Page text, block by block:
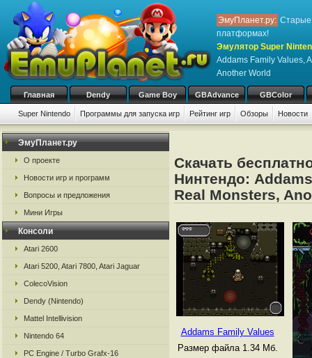
ЭмуПланет.ру: Старые
платформах!
Эмулятор Super
Addams Family Values,
Another World
Главная Dendy Game Boy GBAdvance GBColor
Super Nintendo Программы для запуска игр Рейтинг игр Обзоры Новости
Игры: # A B C D E F G H I
ЭмуПланет.ру
О проекте
Новости игр и программ
Вопросы и предложения
Мини Игры
Консоли
Atari 2600
Atari 5200, Atari 7800, Atari Jaguar
ColecoVision
Dendy (Nintendo)
Mattel Intellivision
Nintendo 64
PC Engine / Turbo Grafx-16
Скачать
Нинтендо:
Real Monsters,
Addams Family Values
Размер файла 1.34 Мб.